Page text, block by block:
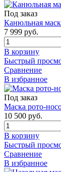
Под заказ
Канюльная
7 999 руб.
В корзину
Быстрый
Сравнение
В избранное
Под заказ
Маска рото-
10 500 руб.
В корзину
Быстрый
Сравнение
В избранное